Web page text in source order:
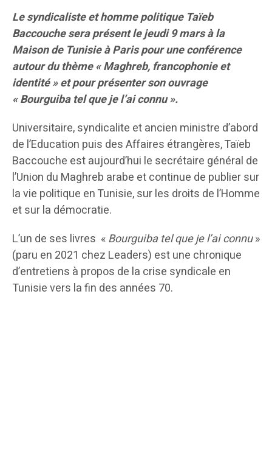
Le syndicaliste et homme politique Taïeb
Baccouche sera présent le jeudi 9 mars à la
Maison de Tunisie à Paris pour une conférence
autour du thème « Maghreb, francophonie et
identité » et pour présenter son ouvrage
« Bourguiba tel que je l’ai connu ».
Universitaire, syndicalite et ancien ministre d’abord
de l’Education puis des Affaires étrangères, Taïeb
Baccouche est aujourd’hui le secrétaire général de
l’Union du Maghreb arabe et continue de publier sur
la vie politique en Tunisie, sur les droits de l’Homme
et sur la démocratie.
L’un de ses livres «Bourguiba tel que je l’ai connu»
(paru en 2021 chez Leaders) est une chronique
d’entretiens à propos de la crise syndicale en
Tunisie vers la fin des années 70.